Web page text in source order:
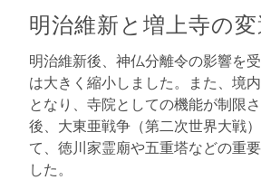
明治維新と増上寺の変
明治維新後、神仏分離令の影響を
は大きく縮小しました。また、境
となり、寺院としての機能が制限
後、大東亜戦争（第二次世界大戦
て、徳川家霊廟や五重塔などの重
した。